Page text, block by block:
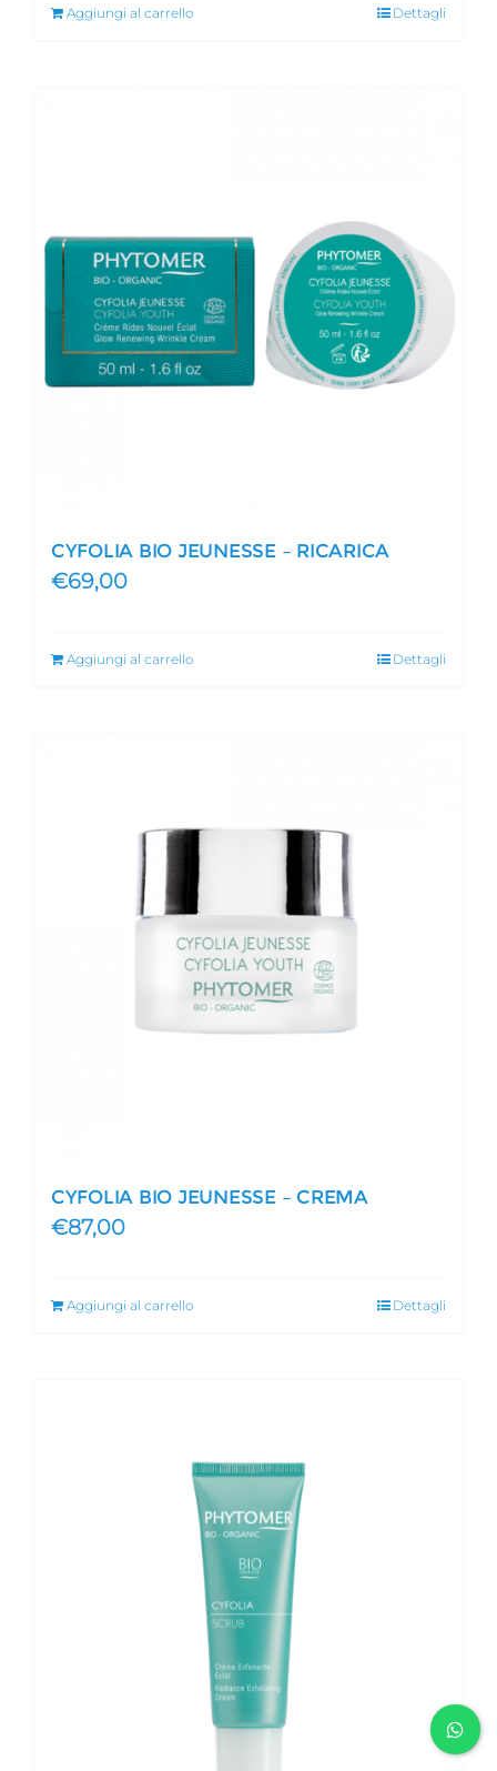
Aggiungi al carrello Dettagli
CYFOLIA BIO JEUNESSE – RICARICA
€69,00
Aggiungi al carrello Dettagli
CYFOLIA BIO JEUNESSE – CREMA
€87,00
Aggiungi al carrello Dettagli